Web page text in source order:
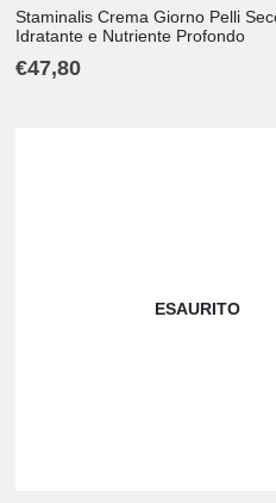
Staminalis Crema Giorno Pelli
Idratante e Nutriente Profondo
€47,80
ESAURITO